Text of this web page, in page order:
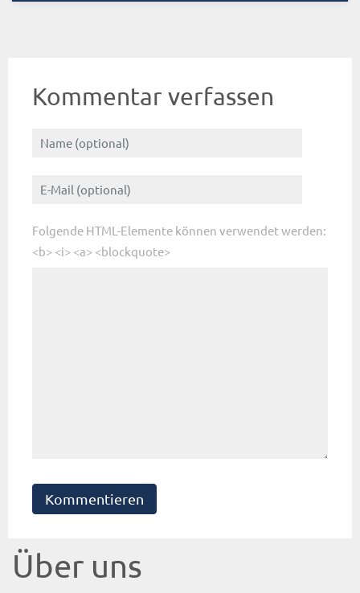
Kommentar verfassen
Folgende HTML-Elemente können verwendet werden:
<b> <i> <a> <blockquote>
Kommentieren
Über uns